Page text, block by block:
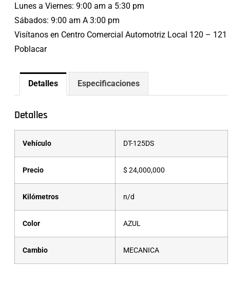
Lunes a Viernes: 9:00 am a 5:30 pm
Sábados: 9:00 am A 3:00 pm
Visítanos en Centro Comercial Automotriz Local 120 – 121
Poblacar
Detalles Especificaciones
Detalles
Vehículo DT-125DS
Precio $ 24,000,000
Kilómetros n/d
Color AZUL
Cambio MECANICA